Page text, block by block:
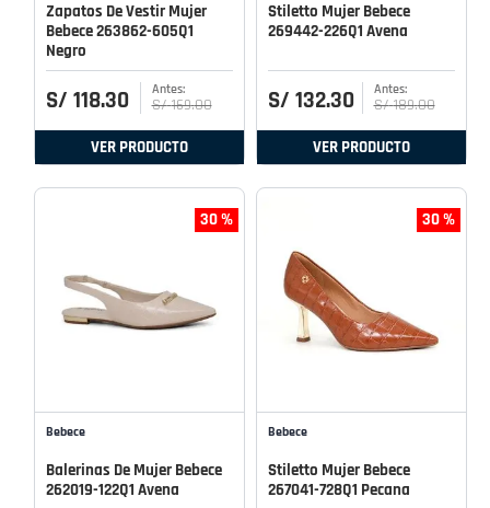
Zapatos De Vestir Mujer
Bebece 263862-605Q1
Negro
S/ 118.30 S/ 169.00
VER PRODUCTO
Stiletto Mujer Bebece
269442-226Q1 Avena
S/ 132.30 S/ 189.00
VER PRODUCTO
30 %
Bebece
Balerinas De Mujer Bebece
262019-122Q1 Avena
30 %
Bebece
Stiletto Mujer Bebece
267041-728Q1 Pecana